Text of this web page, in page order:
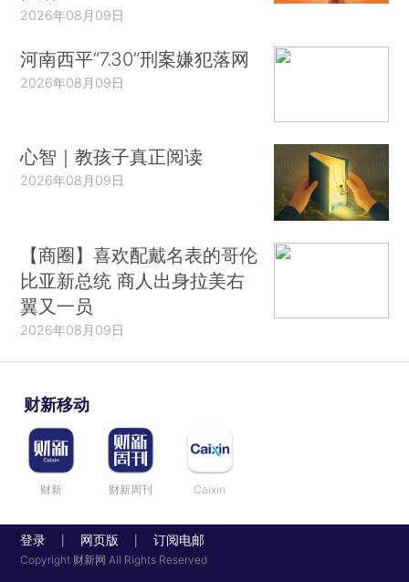
2026年08月09日
河南西平“7.30”刑案嫌犯落网
2026年08月09日
心智｜教孩子真正阅读
2026年08月09日
【商圈】喜欢配戴名表的哥伦
比亚新总统 商人出身拉美右
翼又一员
2026年08月09日
财新移动
财新 财新周刊 Caixin
登录 网页版 订阅电邮
Copyright 财新网 All Rights Reserved